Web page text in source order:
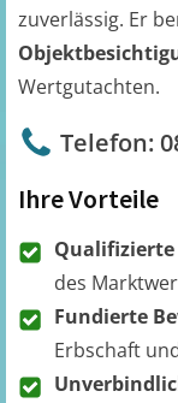
zuverlässig. Er
Wertgutachten.
Telefon:
Ihre Vorteile
des
Fundierte
Erbschaft